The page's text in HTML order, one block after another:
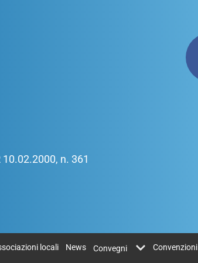
n. 361
locali News Convegni Convenzioni